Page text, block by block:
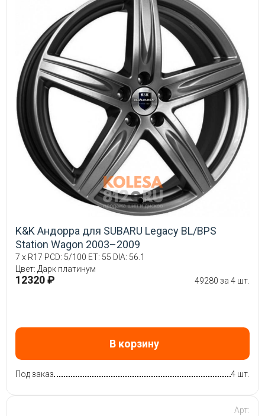
K&K Андорра для SUBARU Legacy BL/BPS
Station Wagon 2003–2009
7 x R17 PCD: 5/100 ET: 55 DIA: 56.1
Цвет: Дарк платинум
12320 ₽ 49280 за 4 шт.
В корзину
Под заказ 4 шт.
Арт: